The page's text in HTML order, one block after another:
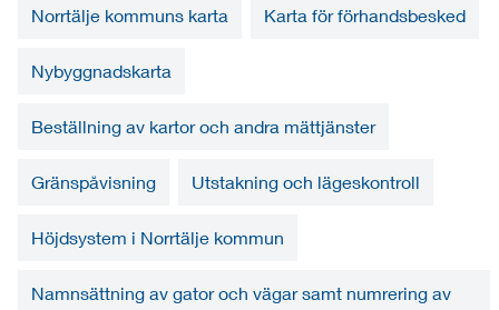
Norrtälje kommuns karta Karta för förhandsbesked
Nybyggnadskarta
Beställning av kartor och andra mättjänster
Gränspåvisning Utstakning och lägeskontroll
Höjdsystem i Norrtälje kommun
Namnsättning av gator och vägar samt numrering av